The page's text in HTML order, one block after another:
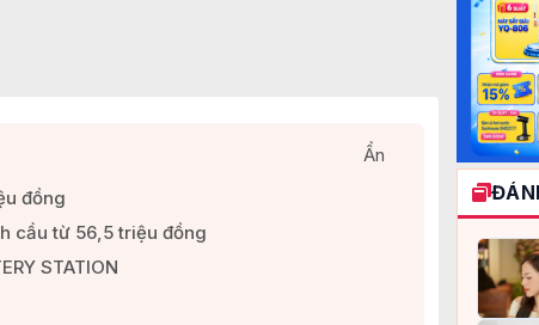
Ẩn
đồng​
cầu từ 56,5 triệu đồng​
STATION​